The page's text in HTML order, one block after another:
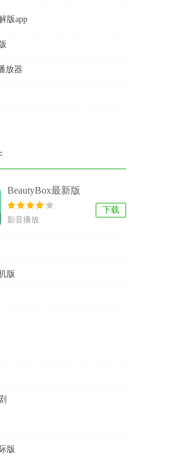
版app
放器
BeautyBox最新版
影音播放
下载
版
版